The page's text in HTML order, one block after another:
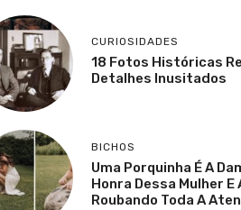
CURIOSIDADES
18 Fotos Históricas
Detalhes Inusitados
BICHOS
Uma Porquinha É A
Honra Dessa Mulher E
Roubando Toda A